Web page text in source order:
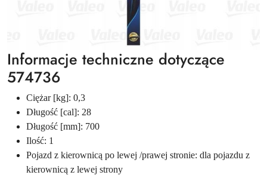
Informacje techniczne dotyczące
574736
Ciężar [kg]: 0,3
Długość [cal]: 28
Długość [mm]: 700
Ilość: 1
Pojazd z kierownicą po lewej /prawej stronie: dla pojazdu z
kierownicą z lewej strony